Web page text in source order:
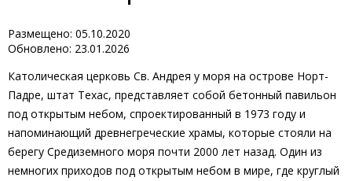
Размещено: 05.10.2020
Обновлено: 23.01.2026
Католическая церковь Св. Андрея у моря на острове Норт-
Падре, штат Техас, представляет собой бетонный павильон
под открытым небом, спроектированный в 1973 году и
напоминающий древнегреческие храмы, которые стояли на
берегу Средиземного моря почти 2000 лет назад. Один из
немногих приходов под открытым небом в мире, где круглый